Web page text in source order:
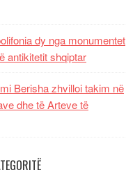
dy nga monumentet
antikitetit shqiptar
Berisha zhvilloi takim në
dhe të Arteve të